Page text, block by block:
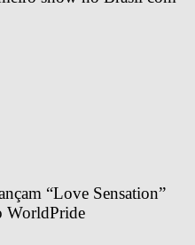
“Love Sensation”
WorldPride